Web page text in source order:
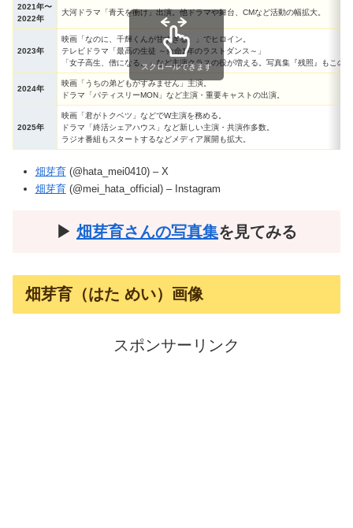
2021年〜
2022年
大河ドラマ「青天を衝け」出演。他ドラマや舞台、CMなど活動の幅拡大。
2023年
映画「なのに、千輝くんが甘すぎる。」でヒロイン。
テレビドラマ「最高の生徒 ～余命1年のラストダンス～」
「女子高生、僧になる。」など主演クラスの役が増える。写真集『残照』もこの
2024年
映画「うちの弟どもがすみません」主演。
ドラマ「パティスリーMON」など主演・重要キャストの出演。
2025年
映画「君がトクベツ」などでW主演を務める。
ドラマ「終活シェアハウス」など新しい主演・共演作多数。
ラジオ番組もスタートするなどメディア展開も拡大。
スクロールできます
畑芽育(@hata_mei0410) – X
畑芽育(@mei_hata_official) – Instagram
▶︎ 畑芽育さんの写真集を見てみる
畑芽育（はた めい）画像
スポンサーリンク